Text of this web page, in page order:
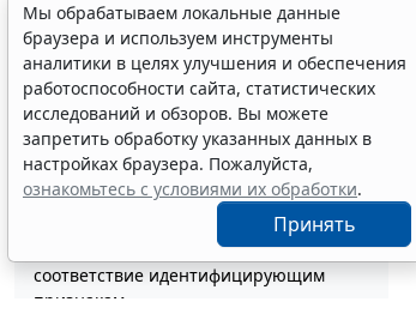
подотчетного лица
7 авг 13:37Бюджетный учет
Определены особенности включения
частных медорганизаций в реестр
системы ОМС
7 авг 13:19 Социальная сфера
Спецрежим НПД вправе применять
несовершеннолетние в возрасте от 14
до 18 лет
При госрегистрации судна определят
соответствие идентифицирующим
признакам
Мы обрабатываем локальные данные
браузера и используем инструменты
аналитики в целях улучшения и обеспечения
работоспособности сайта, статистических
исследований и обзоров. Вы можете
запретить обработку указанных данных в
настройках браузера. Пожалуйста,
ознакомьтесь с условиями их обработки.
Принять